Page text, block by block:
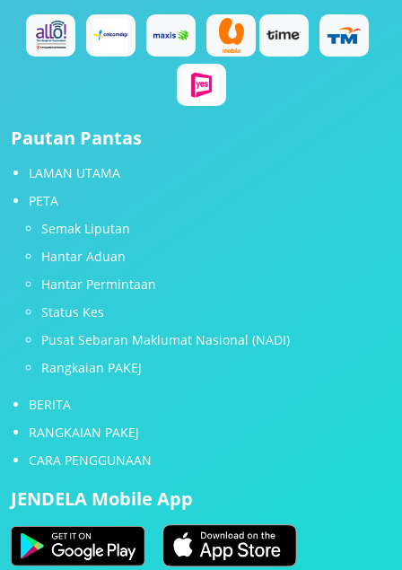
Pautan Pantas
LAMAN UTAMA
PETA
Semak Liputan
Hantar Aduan
Hantar Permintaan
Status Kes
Pusat Sebaran Maklumat Nasional (NADI)
Rangkaian PAKEJ
BERITA
RANGKAIAN PAKEJ
CARA PENGGUNAAN
JENDELA Mobile App